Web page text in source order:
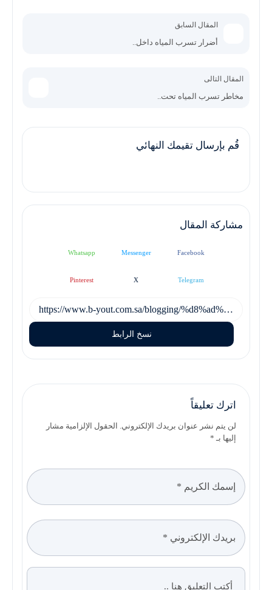
المقال السابق
أضرار تسرب المياه داخل..
المقال التالى
مخاطر تسرب المياه تحت..
قُم بإرسال تقيمك النهائي
مشاركة المقال
Facebook
Messenger
Whatsapp
Telegram
X
Pinterest
نسخ الرابط
اترك تعليقاً
لن يتم نشر عنوان بريدك الإلكتروني. الحقول الإلزامية مشار
إليها بـ *